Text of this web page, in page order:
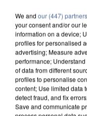
5 août 2026
L’un des
interpellé en
Il est soupçonné
We and our (447) partners
your consent and/or our
information on a device;
profiles for personalised
advertising; Measure
performance;
of data from different
profiles to personalise
content; Use limited data
detect fraud, and fix
Save and communicate